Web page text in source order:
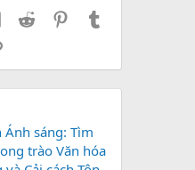
LinkedIn
Reddit Pinterest
Link
sáng: Tìm
trào Văn hóa